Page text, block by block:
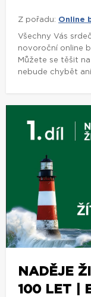
Z pořadu: Online
Všechny Vás
novoroční online
Můžete se těšit
nebude chybět
NADĚJE
100 LET |